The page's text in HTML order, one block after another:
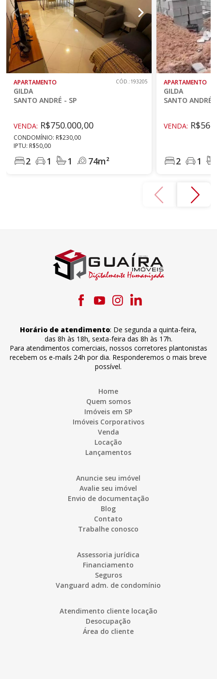
APARTAMENTO
GILDA
SANTO ANDRÉ - SP
CÓD.:193205
VENDA: R$750.000,00
CONDOMÍNIO: R$230,00
IPTU: R$50,00
2 1 1 74m²
APARTAMENTO
GILDA
SANTO ANDRÉ
VENDA:
2 1
Horário de atendimento: De segunda a quinta-feira,
das 8h às 18h, sexta-feira das 8h às 17h.
Para atendimentos comerciais, nossos corretores plantonistas
recebem os e-mails 24h por dia. Responderemos o mais breve
possível.
Home
Quem somos
Imóveis em SP
Imóveis Corporativos
Venda
Locação
Lançamentos
Anuncie seu imóvel
Avalie seu imóvel
Envio de documentação
Blog
Contato
Trabalhe conosco
Assessoria jurídica
Financiamento
Seguros
Vanguard adm. de condomínio
Atendimento cliente locação
Desocupação
Área do cliente